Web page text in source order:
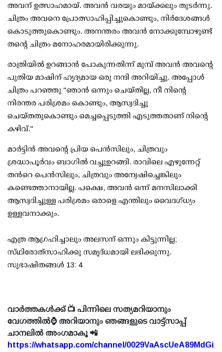
അവന് ഉത്സാഹമായ്. അവൻ വരയും മായ്ക്കലും തുടർന്നു.
ചിത്രം അവനെ പ്രോത്സാഹിപ്പിച്ചുകൊണ്ടും, നിർദേശങ്ങൾ
കൊടുത്തുകൊണ്ടും. അനന്തരം അവൻ നോക്കുമ്പോഴുണ്ട്
തന്റെ ചിത്രം മനോഹരമായിരിക്കുന്നു.
രാത്രിയിൽ ഉറങ്ങാൻ പോകുന്നതിന്ന് മുമ്പ് അവൻ അവന്റെ
പുതിയ മാഷിന് ഹൃദ്യമായ ഒരു നന്ദി അറിയിച്ചു. അപ്പോൾ
ചിത്രം പറഞ്ഞു "ഞാൻ ഒന്നും ചെയ്തില്ല, നീ നിന്റെ
നിരന്തര പരിശ്രമം കൊണ്ടും, ആസ്വദിച്ചു
ചെയ്തതുകൊണ്ടും മെച്ചപ്പെടുത്തി എടുത്തതാണ് നിന്റെ
കഴിവ്."
മാർട്ടിൻ അവന്റെ പ്രിയ പെൻസിലും, ചിത്രവും
ശ്രദ്ധാപൂർവം ബാഗിൽ വച്ചുഉറങ്ങി. രാവിലെ എഴുന്നേറ്റ്
തൻറെ പെൻസിലും, ചിത്രവും അന്വേഷിച്ചെങ്കിലും
കണ്ടെത്താനായില്ല. പക്ഷെ, അവൻ ഒന്ന് മനസിലാക്കി
ആസ്വദിച്ചുള്ള പരിശ്രമം ഒരാളെ എന്തിലും വൈദഗ്ധ്യം
ഉള്ളവനാക്കും.
എത്ര ആഗ്രഹിച്ചാലും അലസന്‌ ഒന്നും കിട്ടുന്നില്ല;
സ്‌ഥിരോത്‌സാഹിക്കു സമൃദ്‌ധമായി ലഭിക്കുന്നു.
സുഭാഷിതങ്ങൾ 13: 4
വാർത്തകൾക്ക് 📺 പിന്നിലെ സത്യമറിയാനും
വേഗത്തിൽ⌚ അറിയാനും ഞങ്ങളുടെ വാട്ട്സാപ്പ്
ചാനലിൽ അംഗമാകൂ 📲
https://whatsapp.com/channel/0029VaAscUeA89MdGi